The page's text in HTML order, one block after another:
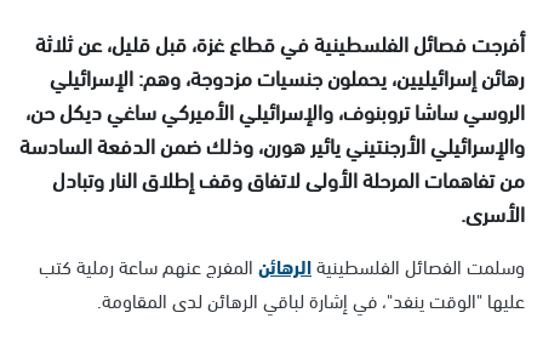
أفرجت فصائل الفلسطينية في قطاع غزة، قبل قليل، عن ثلاثة
رهائن إسرائيليين، يحملون جنسيات مزدوجة، وهم: الإسرائيلي
الروسي ساشا تروبنوف، والإسرائيلي الأميركي ساغي ديكل حن،
والإسرائيلي الأرجنتيني يائير هورن، وذلك ضمن الدفعة السادسة
من تفاهمات المرحلة الأولى لاتفاق وقف إطلاق النار وتبادل
الأسرى.
وسلمت الفصائل الفلسطينيةالرهائنالمفرج عنهم ساعة رملية كتب
عليها "الوقت ينفد"، في إشارة لباقي الرهائن لدى المقاومة.